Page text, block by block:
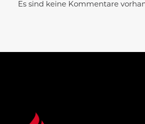
Es sind keine Kommentare